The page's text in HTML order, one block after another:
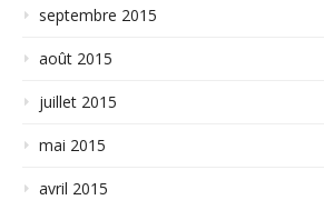
septembre 2015
août 2015
juillet 2015
mai 2015
avril 2015